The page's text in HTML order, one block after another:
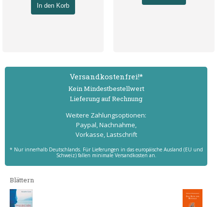
In den Korb
Versand­kostenfrei!*
Kein Mindest­bestell­wert
Lieferung auf Rechnung
Weitere Zahlungs­optionen:
Paypal, Nachnahme,
Vorkasse, Lastschrift
* Nur innerhalb Deutschlands. Für Lieferungen in das europäische Ausland (EU und
Schweiz) fallen minimale Versandkosten an.
Blättern